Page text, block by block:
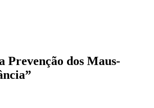
Prevenção dos Maus-